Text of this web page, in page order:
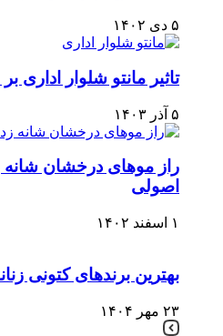
۵ دی ۱۴۰۲
تاثیر مانتو شلوار اداری
۵ آذر ۱۴۰۳
راز موهای درخشان
اصولی
۱ اسفند ۱۴۰۲
بهترین برندهای کتونی
۲۳ مهر ۱۴۰۴